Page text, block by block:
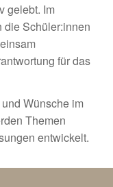
gelebt. Im
die Schüler:innen
für das
Wünsche im
Themen
entwickelt.